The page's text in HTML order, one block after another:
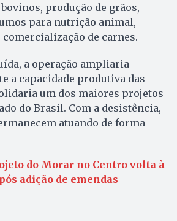
produção de grãos,
para nutrição animal,
comercialização de carnes.
a operação ampliaria
a capacidade produtiva das
um dos maiores projetos
do Brasil. Com a desistência,
atuando de forma
do Morar no Centro volta à
adição de emendas